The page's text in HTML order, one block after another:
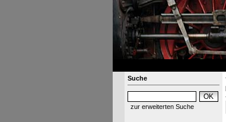
Suche
zur erweiterten Suche